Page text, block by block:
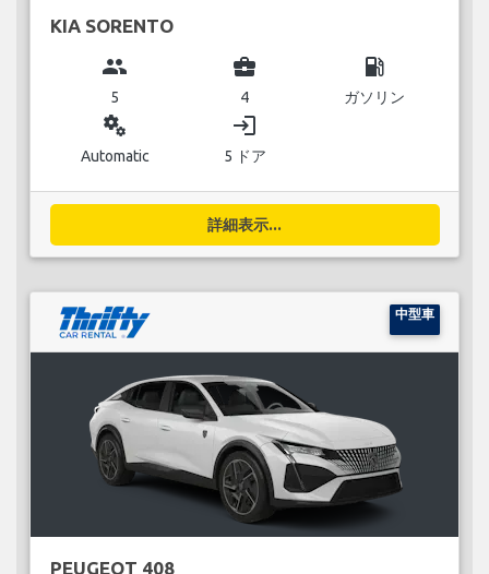
KIA SORENTO
group
5
business_center
4
local_gas_station
ガソリン
miscellaneous_services
Automatic
login
5 ドア
詳細表示...
中型車
PEUGEOT 408